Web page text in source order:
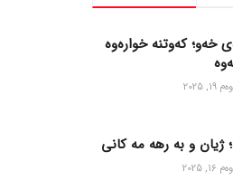
خەو؛ کەوتنە خوارەوە
ژیان و به رهه مه کانی